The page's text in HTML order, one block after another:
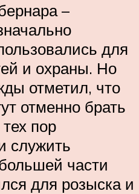
–
для
и охраны. Но
отметил, что
отменно брать
пор
служить
части
для розыска и